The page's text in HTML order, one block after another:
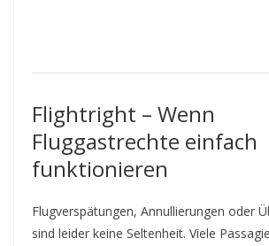
Flightright – Wenn
Fluggastrechte einfach
funktionieren
Flugverspätungen, Annullierungen oder
sind leider keine Seltenheit. Viele